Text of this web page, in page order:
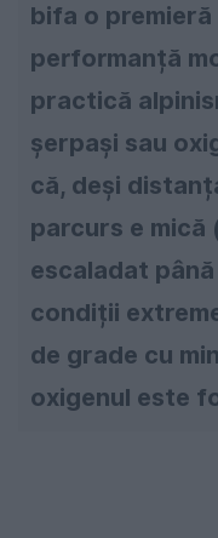
bifa o
performanță
practică
șerpași sau
că, deși
parcurs e
escaladat
condiții
de grade cu
oxigenul este